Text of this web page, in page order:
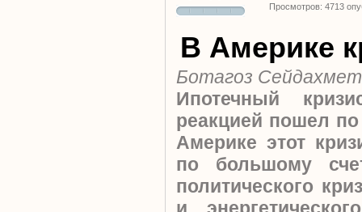
Просмотров: 4713
В Америке
Ботагоз
Ипотечный
реакцией пошел
Америке этот
по большому
политического